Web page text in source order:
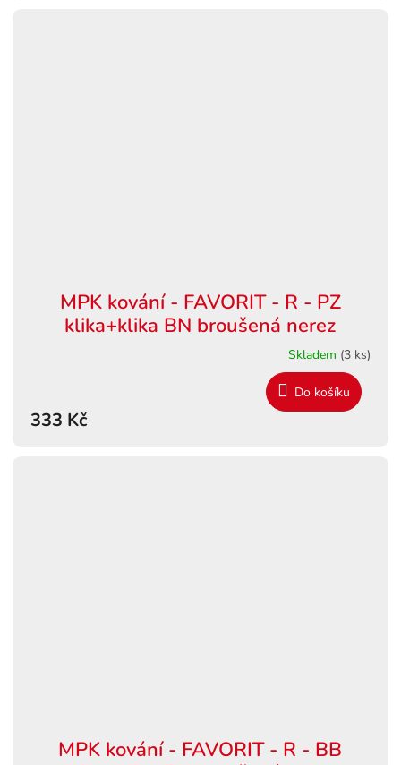
MPK kování - FAVORIT - R - PZ
klika+klika BN broušená nerez
Skladem (3 ks)
333 Kč
Do košíku
MPK kování - FAVORIT - R - BB